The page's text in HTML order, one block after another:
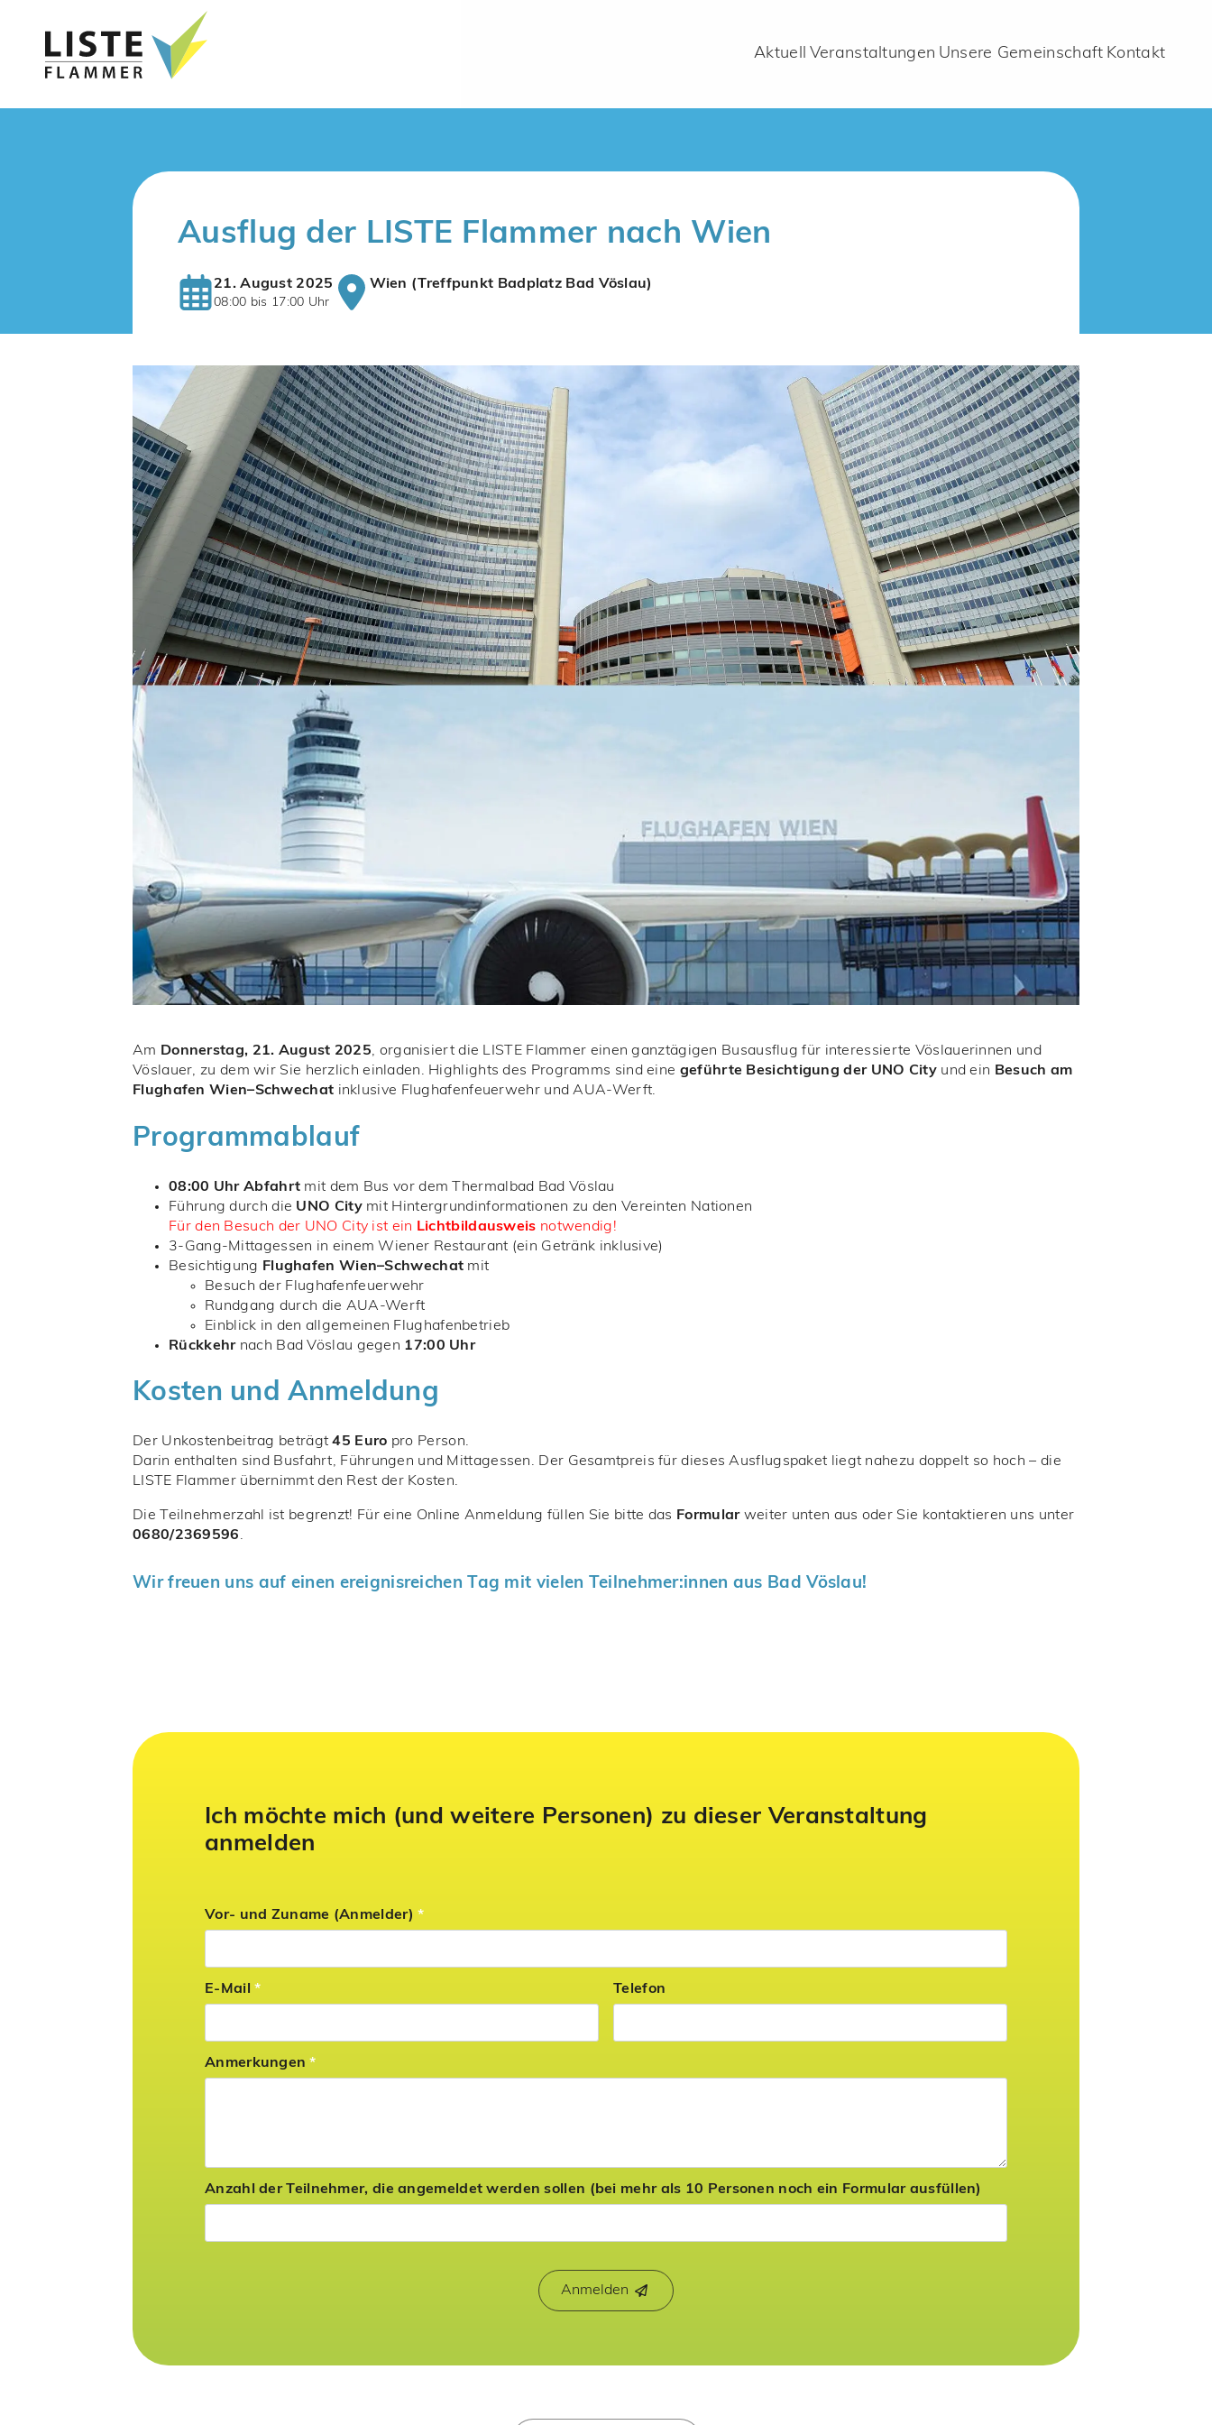
Aktuell Veranstaltungen Unsere Gemeinschaft Kontakt
Ausflug der LISTE Flammer nach Wien
21. August 2025
08:00 bis 17:00 Uhr
Wien (Treffpunkt Badplatz Bad Vöslau)
Am Donnerstag, 21. August 2025, organisiert die LISTE Flammer einen ganztägigen Busausflug für interessierte Vöslauerinnen und
Vöslauer, zu dem wir Sie herzlich einladen. Highlights des Programms sind eine geführte Besichtigung der UNO Cityund ein Besuch am
Flughafen Wien–Schwechat inklusive Flughafenfeuerwehr und AUA-Werft.
Programmablauf
08:00 Uhr Abfahrt mit dem Bus vor dem Thermalbad Bad Vöslau
Führung durch die UNO Citymit Hintergrundinformationen zu den Vereinten Nationen
Für den Besuch der UNO City ist ein Lichtbildausweis notwendig!
3-Gang-Mittagessen in einem Wiener Restaurant (ein Getränk inklusive)
Besichtigung Flughafen Wien–Schwechat mit
Besuch der Flughafenfeuerwehr
Rundgang durch die AUA-Werft
Einblick in den allgemeinen Flughafenbetrieb
Rückkehrnach Bad Vöslau gegen 17:00 Uhr
Kosten und Anmeldung
Der Unkostenbeitrag beträgt45 Euro pro Person.
Darin enthalten sind Busfahrt, Führungen und Mittagessen. Der Gesamtpreis für dieses Ausflugspaket liegt nahezu doppelt so hoch – die
LISTE Flammer übernimmt den Rest der Kosten.
Die Teilnehmerzahl ist begrenzt! Für eine Online Anmeldung füllen Sie bitte das Formularweiter unten aus oder Sie kontaktieren uns unter
0680/2369596.
Wir freuen uns auf einen ereignisreichen Tag mit vielen Teilnehmer:innen aus Bad Vöslau!
Ich möchte mich (und weitere Personen) zu dieser Veranstaltung
anmelden
Vor- und Zuname (Anmelder) *
E-Mail * Telefon
Anmerkungen *
Anzahl der Teilnehmer, die angemeldet werden sollen (bei mehr als 10 Personen noch ein Formular ausfüllen)
Anmelden